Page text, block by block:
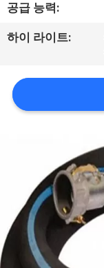
견
학
품
문
의
공급 능력:
하이 라이트: